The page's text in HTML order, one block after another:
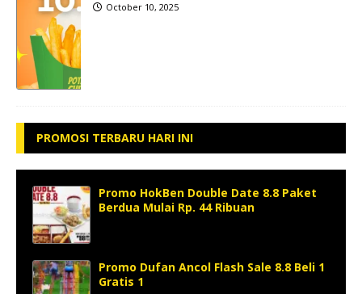
October 10, 2025
PROMOSI TERBARU HARI INI
Promo HokBen Double Date 8.8 Paket
Berdua Mulai Rp. 44 Ribuan
Promo Dufan Ancol Flash Sale 8.8 Beli 1
Gratis 1